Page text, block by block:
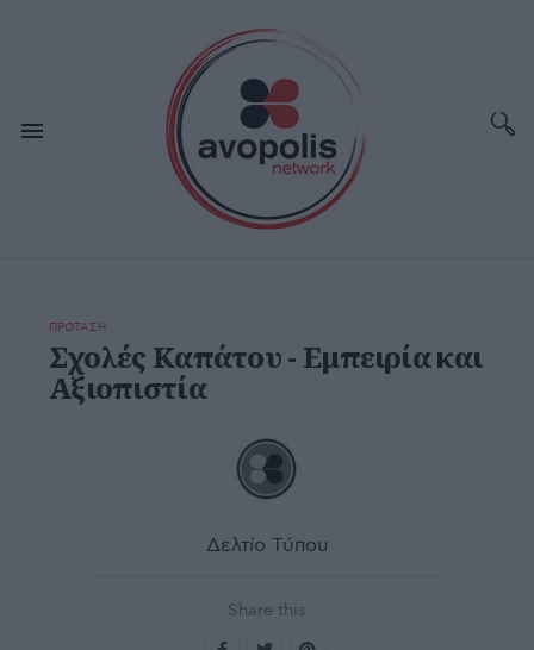
ΠΡΟΤΑΣΗ
Σχολές Καπάτου - Εμπειρία και
Αξιοπιστία
Δελτίο Τύπου
Share this